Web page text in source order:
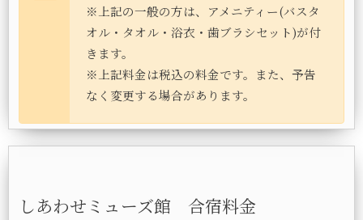
※上記の一般の方は、アメニティー(バスタ
オル・タオル・浴衣・歯ブラシセット)が付
きます。
※上記料金は税込の料金です。また、予告
なく変更する場合があります。
しあわせミューズ館 合宿料金